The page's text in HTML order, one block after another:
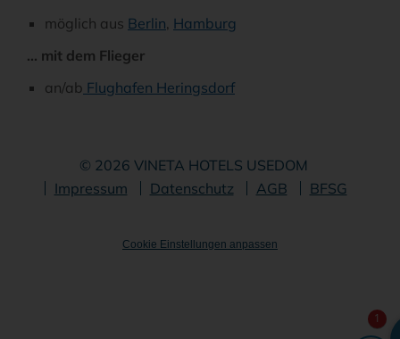
möglich aus Berlin, Hamburg
... mit dem Flieger
an/ab Flughafen Heringsdorf
© 2026 VINETA HOTELS USEDOM
Navigation
Impressum Datenschutz AGB BFSG
Cookie Einstellungen anpassen
1